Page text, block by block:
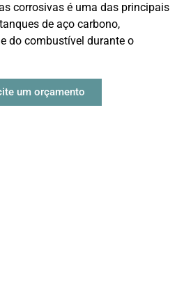
corrosivas é uma das principais
de aço carbono,
do combustível durante o
um orçamento